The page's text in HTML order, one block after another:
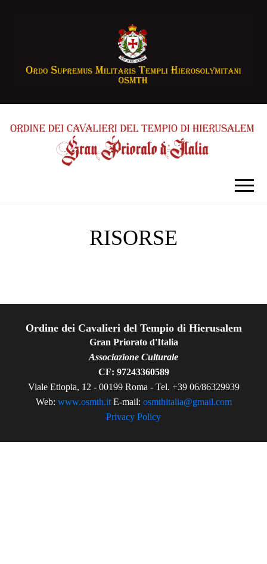
RISORSE
Ordine dei Cavalieri del Tempio di Hierusalem
Gran Priorato d'Italia
Associazione Culturale
CF: 97243360589
Viale Etiopia, 12 - 00199 Roma - Tel. +39 06/86329939
Web: www.osmth.itE-mail: osmthitalia@gmail.com
Privacy Policy